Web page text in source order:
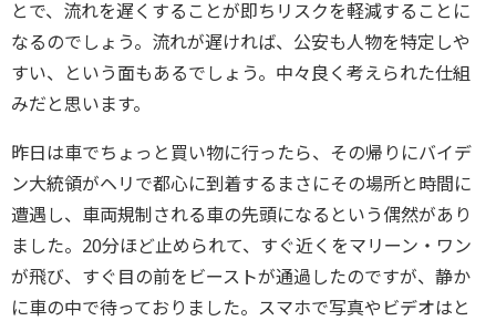
とで、流れを遅くすることが即ちリスクを軽減することに
なるのでしょう。流れが遅ければ、公安も人物を特定しや
すい、という面もあるでしょう。中々良く考えられた仕組
みだと思います。
昨日は車でちょっと買い物に行ったら、その帰りにバイデ
ン大統領がヘリで都心に到着するまさにその場所と時間に
遭遇し、車両規制される車の先頭になるという偶然があり
ました。20分ほど止められて、すぐ近くをマリーン・ワン
が飛び、すぐ目の前をビーストが通過したのですが、静か
に車の中で待っておりました。スマホで写真やビデオはと